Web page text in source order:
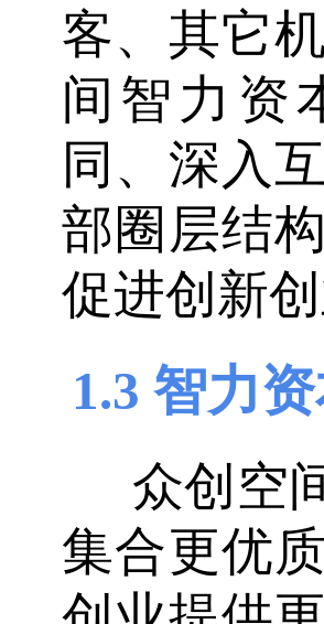
客、其它
间智力资
同、深入
部圈层结
促进创新
1.3 智力
众创空
集合更优